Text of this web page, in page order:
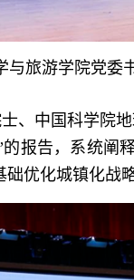
与旅游学院党委
、中国科学院
报告，系统阐
优化城镇化战